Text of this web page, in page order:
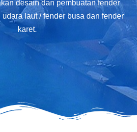
desain dan pembuatan fender
laut / fender busa dan fender
karet.